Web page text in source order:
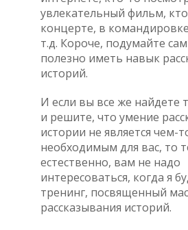
увлекательный фильм,
концерте, в
т.д. Короче, подумайте
полезно иметь навык
историй.
И если вы все же найдете
и решите, что умение
истории не является чем-
необходимым для вас, то
естественно, вам не надо
интересоваться, когда я
тренинг, посвященный
рассказывания историй.